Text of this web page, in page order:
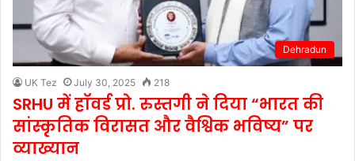
Dehradun
UK Tez July 30, 2025 218
SRHU में हॉवर्ड प्रो. रुस्तगी ने दिया “भारत की
सांस्कृतिक विरासत और वैश्विक भविष्य” पर
व्याख्यान